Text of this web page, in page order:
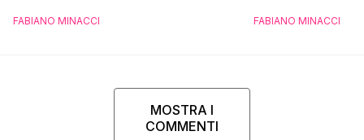
FABIANO MINACCI FABIANO MINACCI
MOSTRA I
COMMENTI